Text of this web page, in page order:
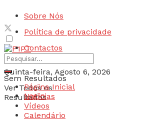
Sobre Nós
Política de privacidade
Contactos
Quinta-feira, Agosto 6, 2026
Login
Sem Resultados
Ver Todos os
Resultados
Página Inicial
Notícias
Vídeos
Calendário